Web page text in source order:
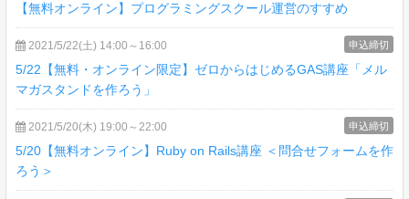
【無料オンライン】プログラミングスクール運営のすすめ
2021/5/22(土) 14:00～16:00
5/22【無料・オンライン限定】ゼロからはじめるGAS講座「メル
マガスタンドを作ろう」
申込締切
2021/5/20(木) 19:00～22:00
5/20【無料オンライン】Ruby on Rails講座 ＜問合せフォームを作
ろう＞
申込締切